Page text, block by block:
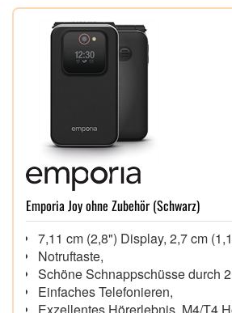
Emporia Joy ohne Zubehör (Schwarz)
7,11 cm (2,8") Display, 2,7 cm
Notruftaste,
Schöne Schnappschüsse durch
Einfaches Telefonieren,
Exzellentes Hörerlebnis, M4/T4